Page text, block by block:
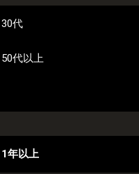
30代
50代以上
1年以上